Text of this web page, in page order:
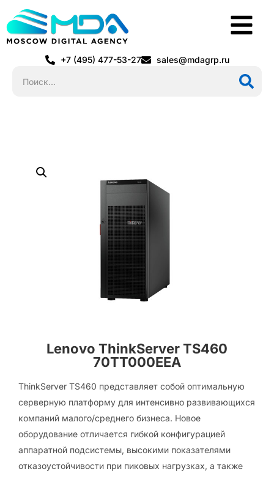
+7 (495) 477-53-27 sales@mdagrp.ru
Lenovo ThinkServer TS460
70TT000EEA
ThinkServer TS460 представляет собой оптимальную
серверную платформу для интенсивно развивающихся
компаний малого/среднего бизнеса. Новое
оборудование отличается гибкой конфигурацией
аппаратной подсистемы, высокими показателями
отказоустойчивости при пиковых нагрузках, а также